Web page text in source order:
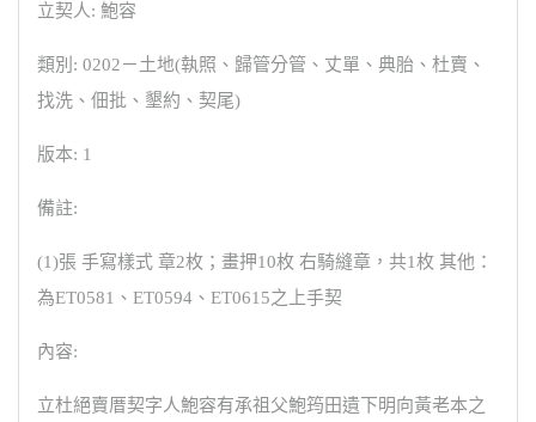
立契人: 鮑容
類別: 0202－土地(執照、歸管分管、丈單、典胎、杜賣、
找洗、佃批、墾約、契尾)
版本: 1
備註:
(1)張 手寫樣式 章2枚；畫押10枚 右騎縫章，共1枚 其他：
為ET0581、ET0594、ET0615之上手契
內容:
立杜絕賣厝契字人鮑容有承祖父鮑筠田遺下明向黃老本之